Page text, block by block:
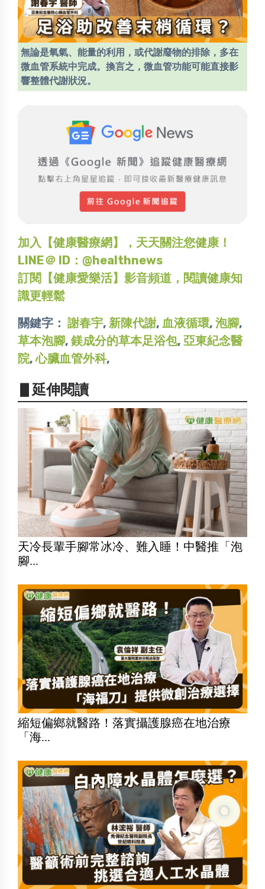
無論是氧氣、能量的利用，或代謝廢物的排除，多在
微血管系統中完成。換言之，微血管功能可能直接影
響整體代謝狀況。
加入【健康醫療網】，天天關注您健康！
LINE＠ ID：@healthnews
訂閱【健康愛樂活】影音頻道，閱讀健康知
識更輕鬆
關鍵字： 謝春宇, 新陳代謝, 血液循環, 泡腳,
草本泡腳, 鎂成分的草本足浴包, 亞東紀念醫
院,心臟血管外科,
▋延伸閱讀
天冷長輩手腳常冰冷、難入睡！中醫推「泡
腳...
縮短偏鄉就醫路！落實攝護腺癌在地治療
「海...